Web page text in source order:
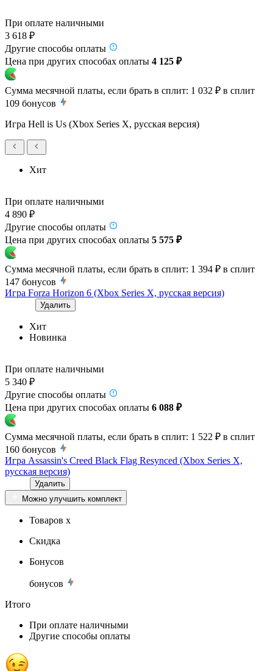
При оплате наличными
3 618 ₽
Другие способы оплаты
Цена при других способах оплаты 4 125 ₽
Сумма месячной платы, если брать в сплит: 1 032 ₽ в сплит
109 бонусов
Игра Hell is Us (Xbox Series X, русская версия)
Хит
При оплате наличными
4 890 ₽
Другие способы оплаты
Цена при других способах оплаты 5 575 ₽
Сумма месячной платы, если брать в сплит: 1 394 ₽ в сплит
147 бонусов
Игра Forza Horizon 6 (Xbox Series X, русская версия)
Удалить
Хит
Новинка
При оплате наличными
5 340 ₽
Другие способы оплаты
Цена при других способах оплаты 6 088 ₽
Сумма месячной платы, если брать в сплит: 1 522 ₽ в сплит
160 бонусов
Игра Assassin's Creed Black Flag Resynced (Xbox Series X,
русская версия)
Удалить
Можно улучшить комплект
Товаров x
Скидка
Бонусов
бонусов
Итого
При оплате наличными
Другие способы оплаты